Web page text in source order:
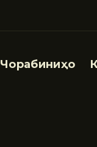
Чорабиниҳо